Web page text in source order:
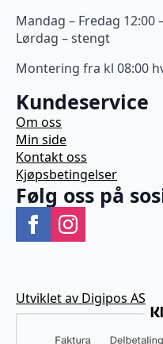
Mandag – Fredag 12:00
Lørdag – stengt
Montering fra kl 08:00
Kundeservice
Om oss
Min side
Kontakt oss
Kjøpsbetingelser
Følg oss på
Utviklet av Digipos AS